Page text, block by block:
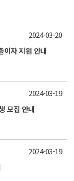
이자 지원 안내
2024-03-20
모집 안내
2024-03-19
2024-03-19